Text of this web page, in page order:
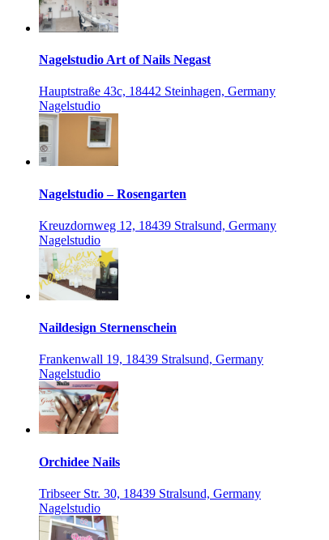
Nagelstudio Art of Nails Negast
Hauptstraße 43c, 18442 Steinhagen, Germany
Nagelstudio
Nagelstudio – Rosengarten
Kreuzdornweg 12, 18439 Stralsund, Germany
Nagelstudio
Naildesign Sternenschein
Frankenwall 19, 18439 Stralsund, Germany
Nagelstudio
Orchidee Nails
Tribseer Str. 30, 18439 Stralsund, Germany
Nagelstudio